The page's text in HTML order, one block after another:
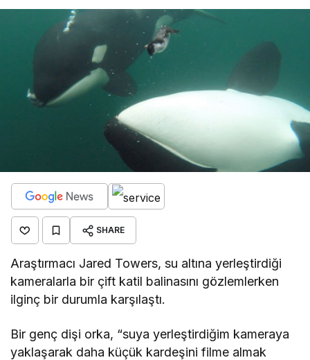
SHARE
Araştırmacı Jared Towers, su altına yerleştirdiği
kameralarla bir çift katil balinasını gözlemlerken
ilginç bir durumla karşılaştı.
Bir genç dişi orka, “suya yerleştirdiğim kameraya
yaklaşarak daha küçük kardeşini filme almak